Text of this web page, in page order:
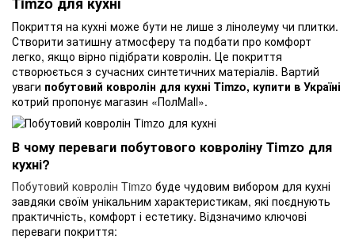
Покриття на кухні може бути не лише з лінолеуму чи плитки.
Створити затишну атмосферу та подбати про комфорт
легко, якщо вірно підібрати ковролін. Це покриття
створюється з сучасних синтетичних матеріалів. Вартий
уваги побутовий ковролін для кухні Timzo, купити в Україні
котрий пропонує магазин «ПолMall».
В чому переваги побутового ковроліну Timzo для
кухні?
Побутовий ковролін Timzo буде чудовим вибором для кухні
завдяки своїм унікальним характеристикам, які поєднують
практичність, комфорт і естетику. Відзначимо ключові
переваги покриття: